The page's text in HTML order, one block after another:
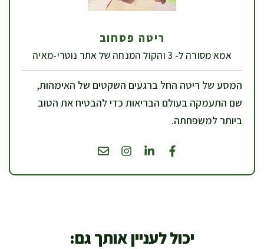
ריטה פסחוב
אמא מסורה ל- 3 והקול המנחה של אתר נוטרי-מאיה
המסע של ריטה החל ברגעים השקטים של האימהות,
שם התעמקה בעולם הבריאות כדי להבטיח את הטוב
ביותר למשפחתה.
יכול לעניין אותך גם: